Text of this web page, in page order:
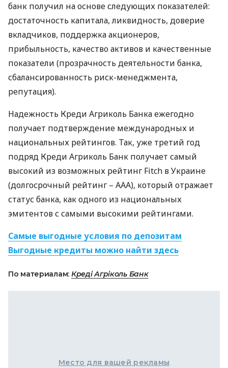
банк получил на основе следующих показателей:
достаточность капитала, ликвидность, доверие
вкладчиков, поддержка акционеров,
прибыльность, качество активов и качественные
показатели (прозрачность деятельности банка,
сбалансированность риск-менеджмента,
репутация).
Надежность Креди Агриколь Банка ежегодно
получает подтверждение международных и
национальных рейтингов. Так, уже третий год
подряд Креди Агриколь Банк получает самый
высокий из возможных рейтинг Fitch в Украине
(долгосрочный рейтинг – AAA), который отражает
статус банка, как одного из национальных
эмитентов с самыми высокими рейтингами.
Cамые выгодные условия по депозитам
Выгодные кредиты можно найти здесь
По материалам: Креді Агріколь Банк
Место для вашей рекламы